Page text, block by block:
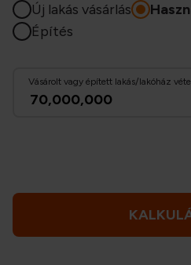
Új lakás vásárlás
Építés
Vásárolt vagy épített lakás/lakóház